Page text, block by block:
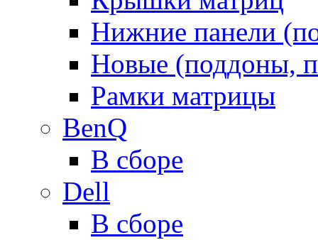
Нижние панели
Новые (поддоны,
Рамки матрицы
BenQ
В сборе
Dell
В сборе